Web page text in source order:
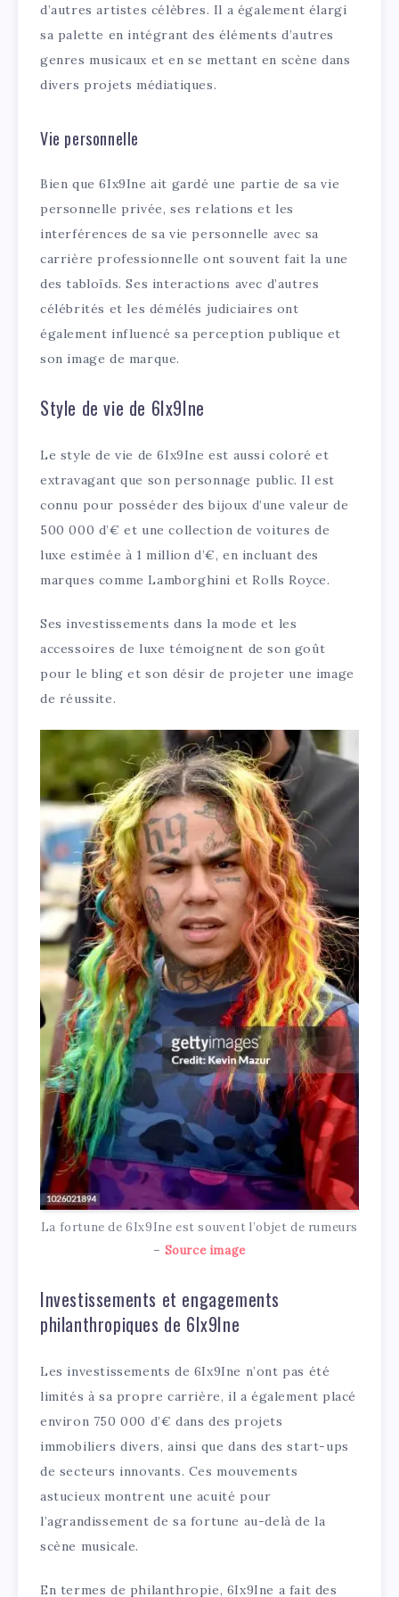
d’autres artistes célèbres. Il a également élargi
sa palette en intégrant des éléments d’autres
genres musicaux et en se mettant en scène dans
divers projets médiatiques.
Vie personnelle
Bien que 6Ix9Ine ait gardé une partie de sa vie
personnelle privée, ses relations et les
interférences de sa vie personnelle avec sa
carrière professionnelle ont souvent fait la une
des tabloïds. Ses interactions avec d’autres
célébrités et les démélés judiciaires ont
également influencé sa perception publique et
son image de marque.
Style de vie de 6Ix9Ine
Le style de vie de 6Ix9Ine est aussi coloré et
extravagant que son personnage public. Il est
connu pour posséder des bijoux d’une valeur de
500 000 d’€ et une collection de voitures de
luxe estimée à 1 million d’€, en incluant des
marques comme Lamborghini et Rolls Royce.
Ses investissements dans la mode et les
accessoires de luxe témoignent de son goût
pour le bling et son désir de projeter une image
de réussite.
La fortune de 6Ix9Ine est souvent l’objet de rumeurs
– Source image
Investissements et engagements
philanthropiques de 6Ix9Ine
Les investissements de 6Ix9Ine n’ont pas été
limités à sa propre carrière, il a également placé
environ 750 000 d’€ dans des projets
immobiliers divers, ainsi que dans des start-ups
de secteurs innovants. Ces mouvements
astucieux montrent une acuité pour
l’agrandissement de sa fortune au-delà de la
scène musicale.
En termes de philanthropie, 6Ix9Ine a fait des